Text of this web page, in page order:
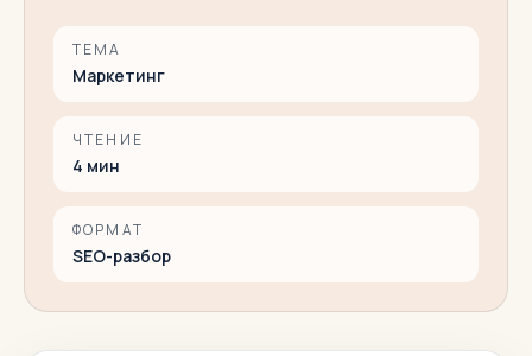
ТЕМА
Маркетинг
ЧТЕНИЕ
4 мин
ФОРМАТ
SEO-разбор